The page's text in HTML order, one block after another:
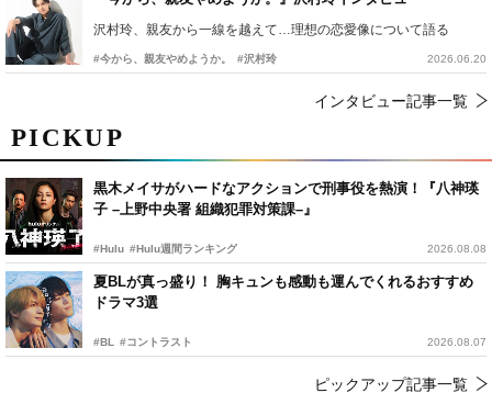
PICKUP
黒木メイサがハードなアクションで刑事役を熱演！『八神瑛
子 –上野中央署 組織犯罪対策課–』
#Hulu #Hulu週間ランキング 2026.08.08
夏BLが真っ盛り！ 胸キュンも感動も運んでくれるおすすめ
ドラマ3選
#BL #コントラスト 2026.08.07
ピックアップ記事一覧
沢村玲、親友から一線を越えて…理想の恋愛像について語る
#今から、親友やめようか。 #沢村玲 2026.06.20
インタビュー記事一覧